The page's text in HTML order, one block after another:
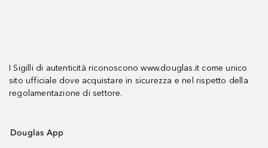
I Sigilli di autenticità riconoscono www.douglas.it come unico
sito ufficiale dove acquistare in sicurezza e nel rispetto della
regolamentazione di settore.
Douglas App